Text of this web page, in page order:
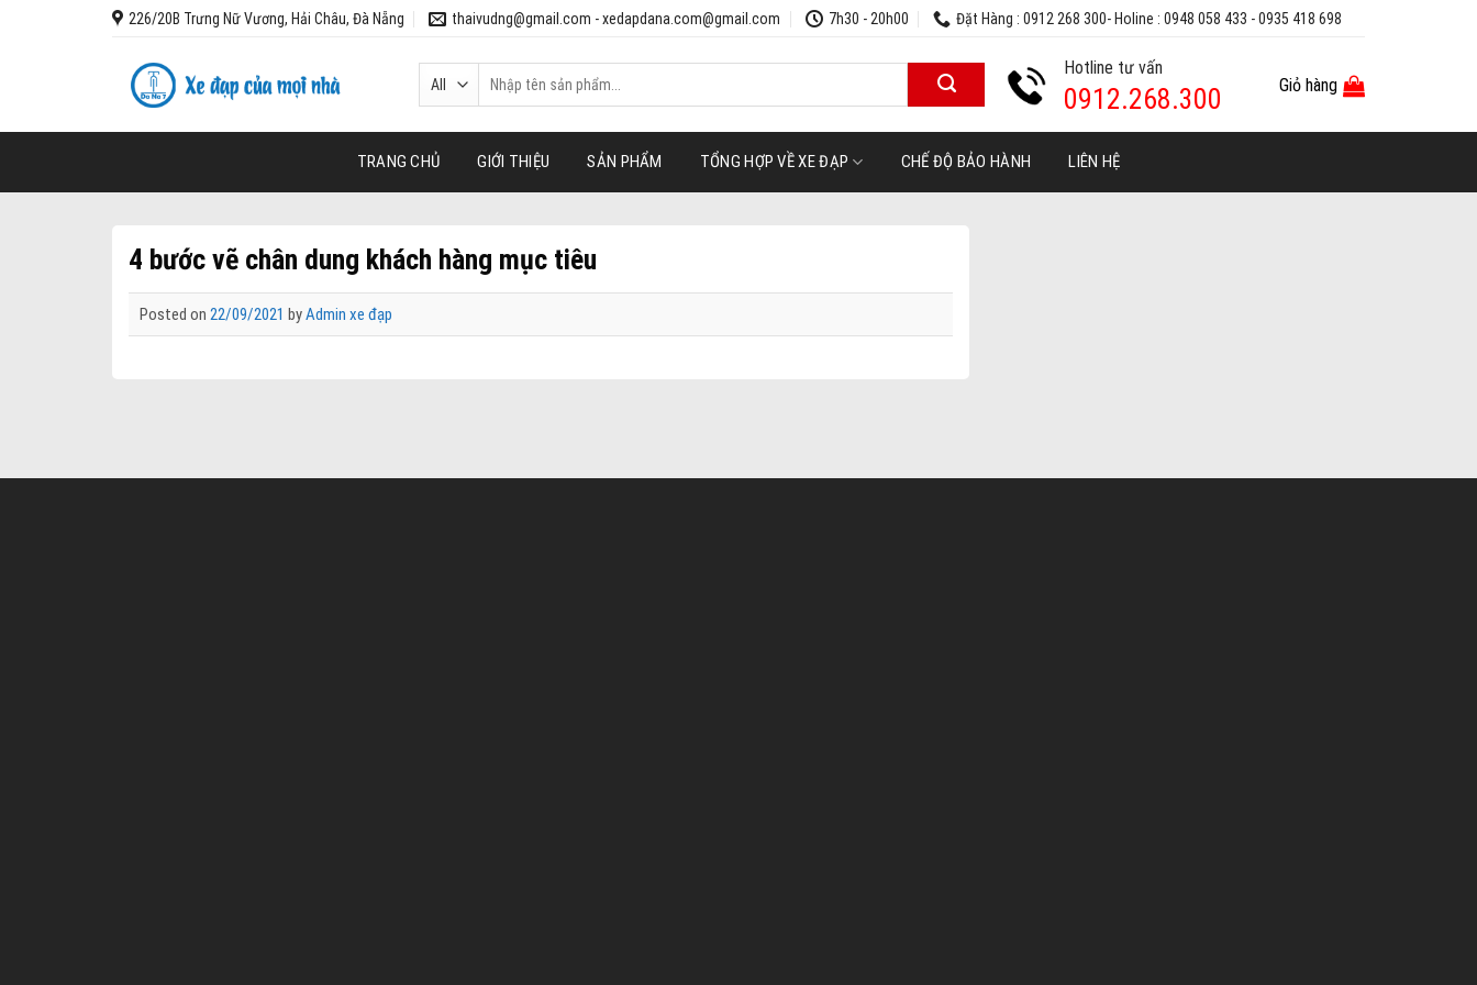
226/20B Trưng Nữ Vương, Hải Châu, Đà Nẵng thaivudng@gmail.com - xedapdana.com@gmail.com 7h30 - 20h00 Đặt Hàng : 0912 268 300- Holine : 0948 058 433 - 0935 418 698
Tìm
kiếm:
Hotline tư vấn
0912.268.300 Giỏ hàng
TRANG CHỦ GIỚI THIỆU SẢN PHẨM TỔNG HỢP VỀ XE ĐẠP CHẾ ĐỘ BẢO HÀNH LIÊN HỆ
4 bước vẽ chân dung khách hàng mục tiêu
Posted on 22/09/2021 byAdmin xe đạp